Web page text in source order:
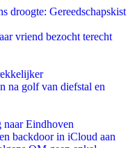
droogte: Gereedschapskist
vriend bezocht terecht
na golf van diefstal en
Eindhoven
backdoor in iCloud aan